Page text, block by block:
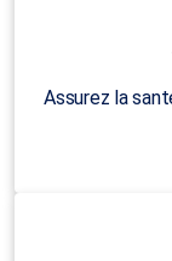
Assurez la